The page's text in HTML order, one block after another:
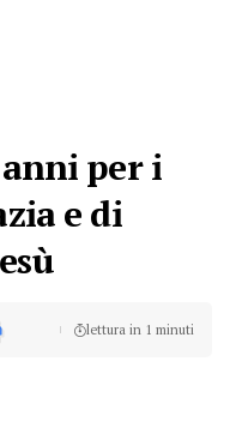
per i
e di
lettura in 1 minuti